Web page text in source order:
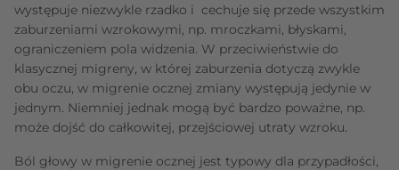
występuje niezwykle rzadko i cechuje się przede wszystkim
zaburzeniami wzrokowymi, np. mroczkami, błyskami,
ograniczeniem pola widzenia. W przeciwieństwie do
klasycznej migreny, w której zaburzenia dotyczą zwykle
obu oczu, w migrenie ocznej zmiany występują jedynie w
jednym. Niemniej jednak mogą być bardzo poważne, np.
może dojść do całkowitej, przejściowej utraty wzroku.
Ból głowy w migrenie ocznej jest typowy dla przypadłości,